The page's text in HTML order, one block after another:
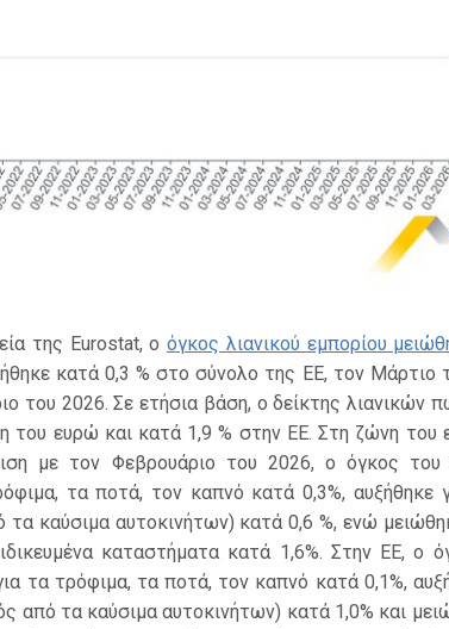
της Eurostat, ο όγκος λιανικού εμπορίου
κατά 0,3 % στο σύνολο της ΕΕ, τον Μάρτιο
του 2026. Σε ετήσια βάση, ο δείκτης λιανικών
του ευρώ και κατά 1,9 % στην ΕΕ. Στη ζώνη του
με τον Φεβρουάριο του 2026, ο όγκος του
τα ποτά, τον καπνό κατά 0,3%, αυξήθηκε
καύσιμα αυτοκινήτων) κατά 0,6 %, ενώ
καταστήματα κατά 1,6%. Στην ΕΕ, ο
τα τρόφιμα, τα ποτά, τον καπνό κατά 0,1%,
από τα καύσιμα αυτοκινήτων) κατά 1,0% και